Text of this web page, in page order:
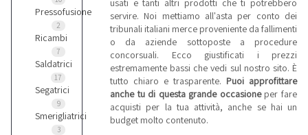
Pressofusione
2
Ricambi
7
Saldatrici
17
Segatrici
9
Smerigliatrici
3
usati e tanti altri prodotti che ti potrebbero
servire. Noi mettiamo all'asta per conto dei
tribunali italiani merce proveniente da fallimenti
o da aziende sottoposte a procedure
concorsuali. Ecco giustificati i prezzi
estremamente bassi che vedi sul nostro sito. È
tutto chiaro e trasparente. Puoi approfittare
anche tu di questa grande occasione per fare
acquisti per la tua attività, anche se hai un
budget molto contenuto.